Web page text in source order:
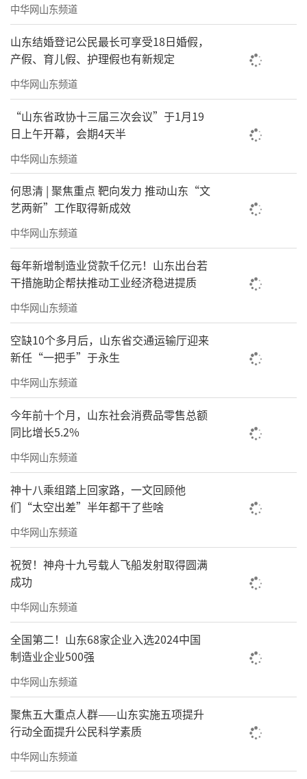
中华网山东频道
山东结婚登记公民最长可享受18日婚假，
产假、育儿假、护理假也有新规定
中华网山东频道
“山东省政协十三届三次会议”于1月19
日上午开幕，会期4天半
中华网山东频道
何思清 | 聚焦重点 靶向发力 推动山东“文
艺两新”工作取得新成效
中华网山东频道
每年新增制造业贷款千亿元！山东出台若
干措施助企帮扶推动工业经济稳进提质
中华网山东频道
空缺10个多月后，山东省交通运输厅迎来
新任“一把手”于永生
中华网山东频道
今年前十个月，山东社会消费品零售总额
同比增长5.2%
中华网山东频道
神十八乘组踏上回家路，一文回顾他
们“太空出差”半年都干了些啥
中华网山东频道
祝贺！神舟十九号载人飞船发射取得圆满
成功
中华网山东频道
全国第二！山东68家企业入选2024中国
制造业企业500强
中华网山东频道
聚焦五大重点人群——山东实施五项提升
行动全面提升公民科学素质
中华网山东频道